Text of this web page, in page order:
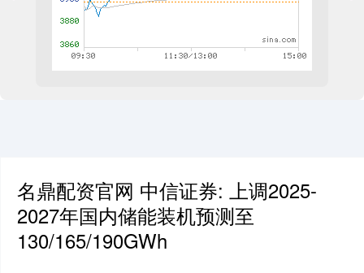
名鼎配资官网 中信证券: 上调2025-
2027年国内储能装机预测至
130/165/190GWh